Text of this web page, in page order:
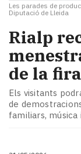
Les parades de
Diputació de Lleida
Rialp
de la fira
Els visitants
de
familiars, música